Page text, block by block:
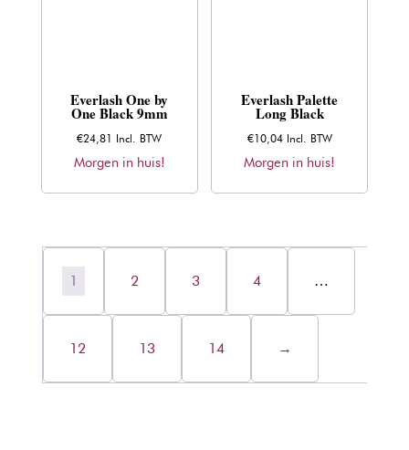
Everlash One by
One Black 9mm
€24,81 Incl. BTW
Morgen in huis!
Everlash Palette
Long Black
€10,04 Incl. BTW
Morgen in huis!
1 2 3 4 …
12 13 14 →